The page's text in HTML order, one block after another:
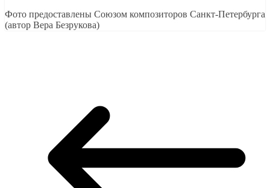
Фото предоставлены Союзом композиторов Санкт-Петербурга
(автор Вера Безрукова)